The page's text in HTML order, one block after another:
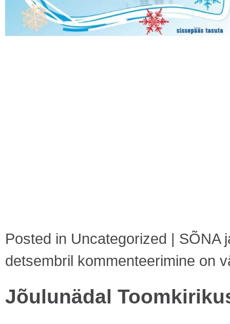
Posted in Uncategorized | SÕNA
detsembril kommenteerimine on
Jõulunädal